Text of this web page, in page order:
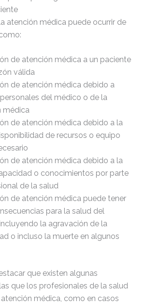
atención médica puede ocurrir de
de atención médica a un paciente
válida
de atención médica debido a
del médico o de la
médica
de atención médica debido a la
de recursos o equipo
de atención médica debido a la
o conocimientos por parte
de la salud
de atención médica puede tener
para la salud del
la agravación de la
o incluso la muerte en algunos
que existen algunas
que los profesionales de la salud
médica, como en casos